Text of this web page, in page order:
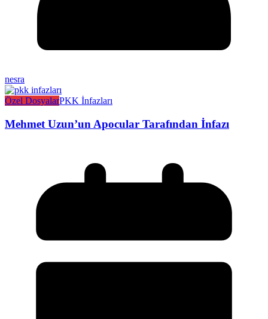
nesra
Özel DosyalarPKK İnfazları
Mehmet Uzun’un Apocular Tarafından İnfazı